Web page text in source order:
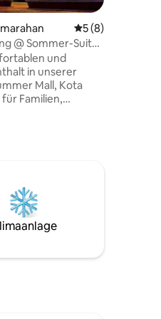
von 5, 26 Bewertungen
5 (8)
@ Sommer-Suite
und
in unserer
Mall, Kota
Familien,
einen
strategische Lage
und
macht es
für kurze oder